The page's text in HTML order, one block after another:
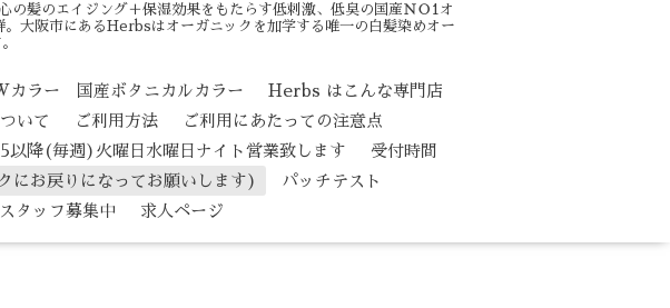
髪のエイジング＋保湿効果をもたらす低刺激、低臭の国産ＮＯ1オ
大阪市にあるHerbsはオーガニックを加学する唯一の白髪染めオー
カラー 国産ボタニカルカラー
Herbs はこんな専門店
いて ご利用方法
ご利用にあたっての注意点
以降(毎週)火曜日水曜日ナイト営業致します
受付時間
お戻りになってお願いします)
パッチテスト
スタッフ募集中 求人ページ